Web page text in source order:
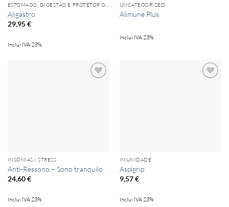
ESTOMAGO, DIGESTÃO E PROTETOR GÁSTRICO
Aligastro
29,95€
Inclui IVA 23%
UNCATEGORIZED
Alimune Plus
Inclui IVA 23%
INSÓNIAS / STRESS
Anti-Ressono – Sono tranquilo
24,60€
Inclui IVA 23%
IMUNIDADE
Aspigrip
9,57€
Inclui IVA 23%